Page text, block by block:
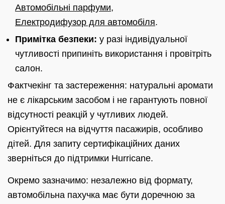
Автомобільні парфуми,
Електродифузор для автомобіля.
Примітка безпеки: у разі індивідуальної
чутливості припиніть використання і провітріть
салон.
Фактчекінг та застереження: натуральні аромати
не є лікарським засобом і не гарантують повної
відсутності реакцій у чутливих людей.
Орієнтуйтеся на відчуття пасажирів, особливо
дітей. Для запиту сертифікаційних даних
зверніться до підтримки Hurricane.
Окремо зазначимо: незалежно від формату,
автомобільна пахучка має бути доречною за